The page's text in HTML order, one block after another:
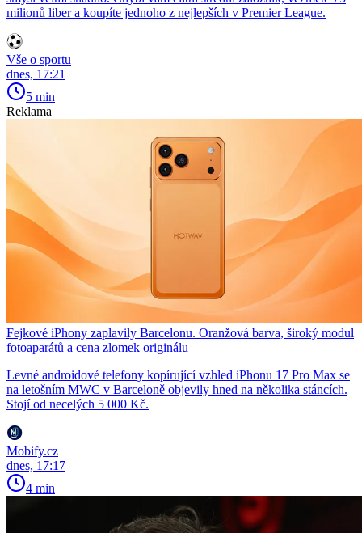
milionů liber a koupíte jednoho z nejlepších v Premier League.
Vše o sportu
dnes, 17:21
5 min
Reklama
Fejkové iPhony zaplavily Barcelonu. Oranžová barva, široký modul
fotoaparátů a cena zlomek originálu
Levné androidové telefony kopírující vzhled iPhonu 17 Pro Max se
na letošním MWC v Barceloně objevily hned na několika stáncích.
Stojí od necelých 5 000 Kč.
Mobify.cz
dnes, 17:17
4 min